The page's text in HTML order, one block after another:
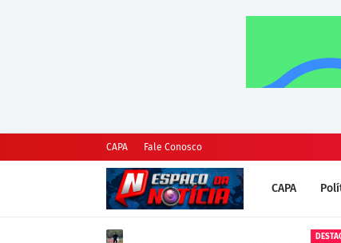
CAPA Fale Conosco
CAPA